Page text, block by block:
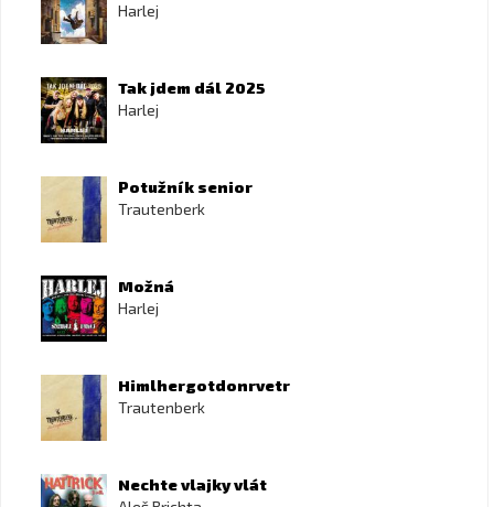
Harlej
Tak jdem dál 2025
Harlej
Potužník senior
Trautenberk
Možná
Harlej
Himlhergotdonrvetr
Trautenberk
Nechte vlajky vlát